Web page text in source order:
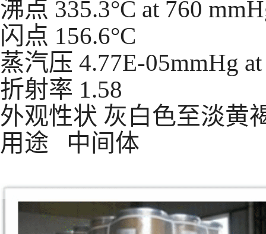
沸点 335.3°C at 760
闪点 156.6°C
蒸汽压 4.77E-05mmHg at
折射率 1.58
外观性状 灰白色至淡黄
用途 中间体